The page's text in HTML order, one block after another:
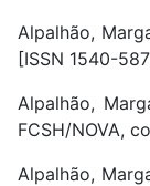
Alpalhão,
[ISSN 1540-
Alpalhão,
FCSH/NOVA,
Alpalhão,